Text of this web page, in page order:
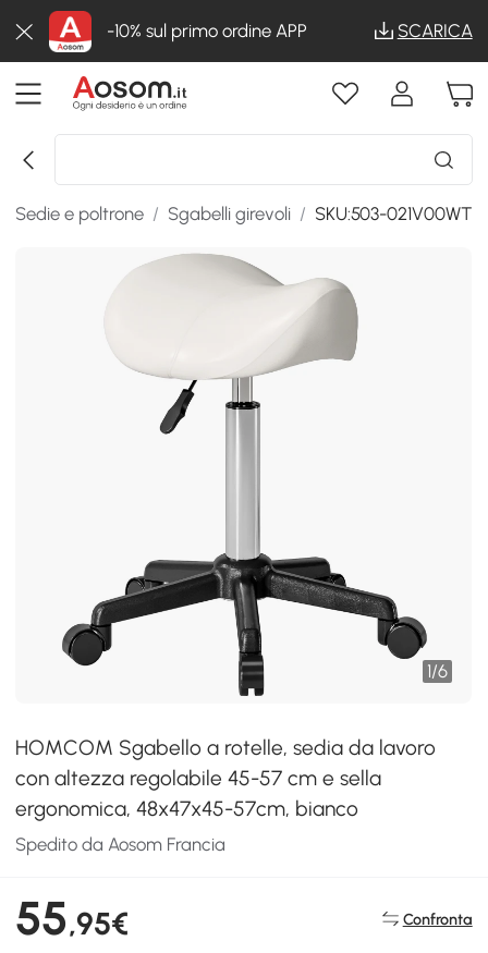
-10% sul primo ordine APP SCARICA
Sedie e poltrone / Sgabelli girevoli / SKU:503-021V00WT
1/6
HOMCOM Sgabello a rotelle, sedia da lavoro
con altezza regolabile 45-57 cm e sella
ergonomica, 48x47x45-57cm, bianco
Spedito da Aosom Francia
55,95€ Confronta